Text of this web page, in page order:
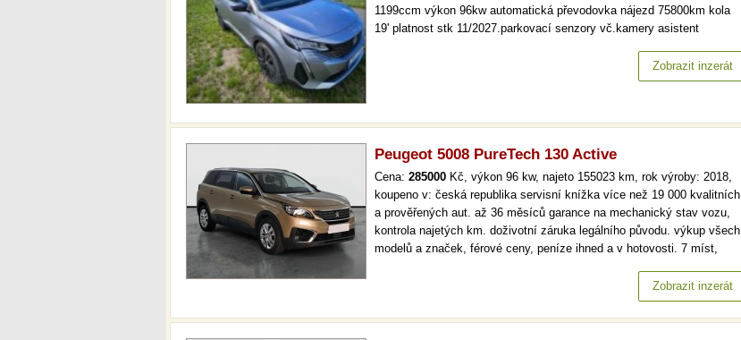
1199ccm výkon 96kw automatická převodovka nájezd 75800km kola
19' platnost stk 11/2027.parkovací senzory vč.kamery asistent
varovný kolizní systém rozpoznání dopr.značek sledování pozornosti
Zobrazit inzerát
Peugeot 5008 PureTech 130 Active
Cena: 285000 Kč, výkon 96 kw, najeto 155023 km, rok výroby: 2018,
koupeno v: česká republika servisní knížka více než 19 000 kvalitních
a prověřených aut. až 36 měsíců garance na mechanický stav vozu,
kontrola najetých km. doživotní záruka legálního původu. výkup všech
modelů a značek, férové ceny, peníze ihned a v hotovosti. 7 míst,
aut. až 36 měsíců garance na mechanický stav vozu,…Zobrazit inzerát